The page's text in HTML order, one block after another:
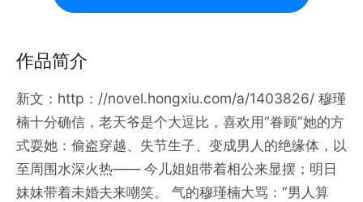
作品简介
新文：http：//novel.hongxiu.com/a/1403826/ 穆瑾
楠十分确信，老天爷是个大逗比，喜欢用“眷顾”她的方
式耍她：偷盗穿越、失节生子、变成男人的绝缘体，以
至周围水深火热—— 今儿姐姐带着相公来显摆；明日
妹妹带着未婚夫来嘲笑。 气的穆瑾楠大骂：“男人算